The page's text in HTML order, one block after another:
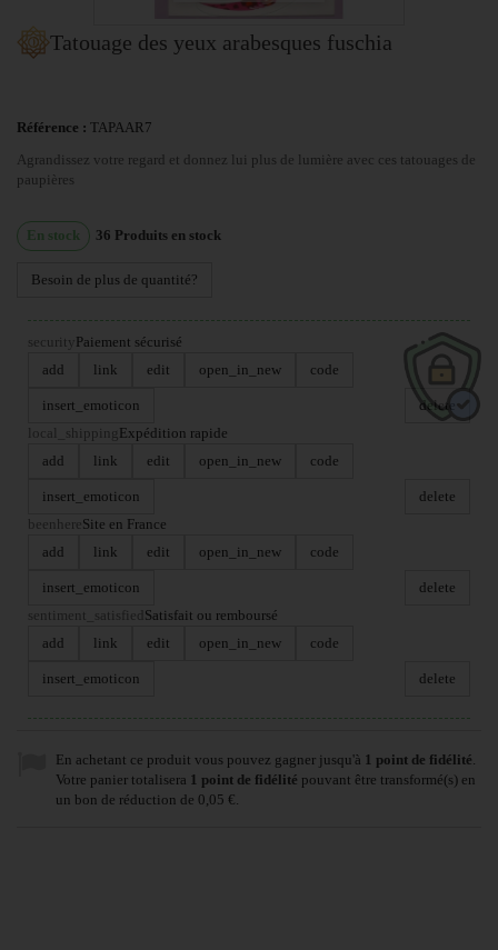
Tatouage des yeux arabesques fuschia
Référence : TAPAAR7
Agrandissez votre regard et donnez lui plus de lumière avec ces tatouages de
paupières
En stock 36 Produits en stock
Besoin de plus de quantité?
security Paiement sécurisé
add
link edit open_in_new code
insert_emoticon
delete
local_shipping Expédition rapide
add
link edit open_in_new code
insert_emoticon
delete
beenhereSite en France
add
link edit open_in_new code
insert_emoticon
delete
sentiment_satisfied Satisfait ou remboursé
add
link edit open_in_new code
insert_emoticon delete
En achetant ce produit vous pouvez gagner jusqu'à 1 point de fidélité
Votre panier totalisera 1 point de fidélité pouvant être transformé(s) en
un bon de réduction de 0,05 €